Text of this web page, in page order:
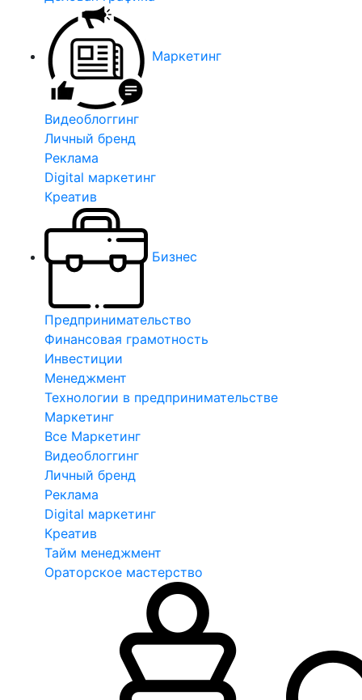
Маркетинг
Видеоблоггинг
Личный бренд
Реклама
Digital маркетинг
Креатив
Бизнес
Предпринимательство
Финансовая грамотность
Инвестиции
Менеджмент
Технологии в предпринимательстве
Маркетинг
Все Маркетинг
Видеоблоггинг
Личный бренд
Реклама
Digital маркетинг
Креатив
Тайм менеджмент
Ораторское мастерство